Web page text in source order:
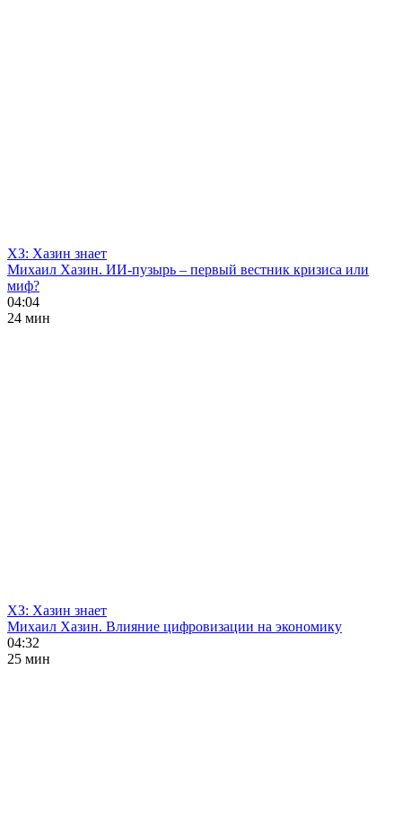
ХЗ: Хазин знает
Михаил Хазин. ИИ-пузырь – первый вестник кризиса или
миф?
04:04
24 мин
ХЗ: Хазин знает
Михаил Хазин. Влияние цифровизации на экономику
04:32
25 мин